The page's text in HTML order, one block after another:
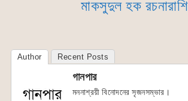
মাকসুদুল হক রচনারাশি
Author Recent Posts
গানপার
মননাশ্রয়ী বিনোদনের সৃজনসম্ভার।